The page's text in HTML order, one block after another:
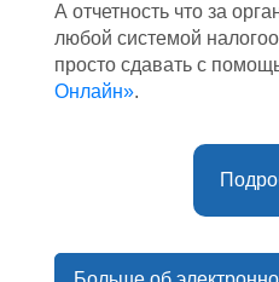
А отчетность что за
любой системой
просто сдавать с
Онлайн».